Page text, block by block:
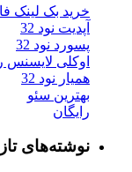
بک لینک فالو
نود 32
لایسنس رایگان نود 32
نود 32
سئو
تازه